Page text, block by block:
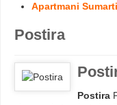
Apartmani
Postira
Postira